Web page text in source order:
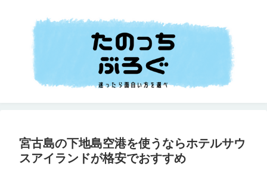
宮古島の下地島空港を使うならホテルサウ
スアイランドが格安でおすすめ